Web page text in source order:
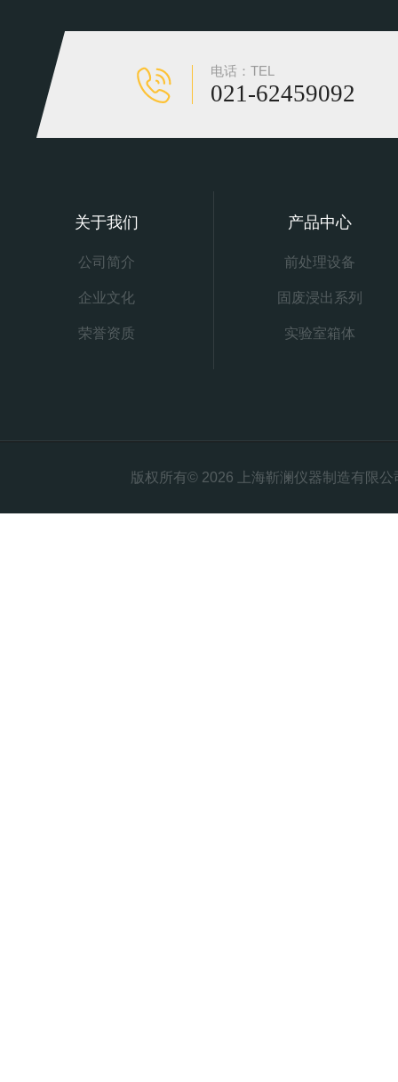
电话：TEL
021-62459092
关于我们
公司简介
企业文化
荣誉资质
产品中心
前处理设备
固废浸出系列
实验室箱体
版权所有© 2026 上海靳澜仪器制造有限